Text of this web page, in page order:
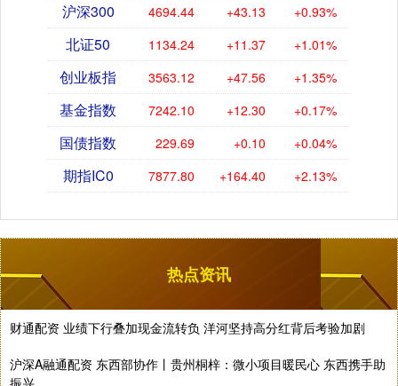
沪深300 4694.44 +43.13 +0.93%
北证50 1134.24 +11.37 +1.01%
创业板指 3563.12 +47.56 +1.35%
基金指数 7242.10 +12.30 +0.17%
国债指数 229.69 +0.10 +0.04%
期指IC0 7877.80 +164.40 +2.13%
热点资讯
财通配资 业绩下行叠加现金流转负 洋河坚持高分红背后考验加剧
沪深A融通配资 东西部协作丨贵州桐梓：微小项目暖民心 东西携手助